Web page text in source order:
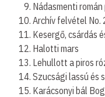
Nádasmenti román
Archív felvétel No.
Kesergő, csárdás
Halotti mars
Lehullott a piros
Szucsági lassú és
Karácsonyi bál